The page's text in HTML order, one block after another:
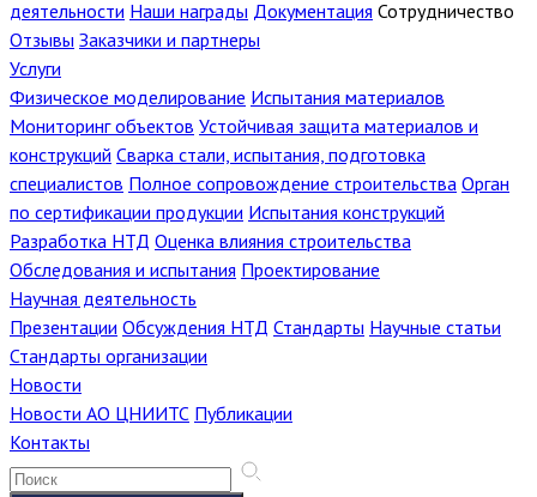
деятельности Наши награды Документация Сотрудничество
Отзывы Заказчики и партнеры
Услуги
Физическое моделирование Испытания материалов
Мониторинг объектов Устойчивая защита материалов и
конструкций Сварка стали, испытания, подготовка
специалистов Полное сопровождение строительства Орган
по сертификации продукции Испытания конструкций
Разработка НТД Оценка влияния строительства
Обследования и испытания Проектирование
Научная деятельность
Презентации Обсуждения НТД Стандарты Научные статьи
Стандарты организации
Новости
Новости АО ЦНИИТС Публикации
Контакты